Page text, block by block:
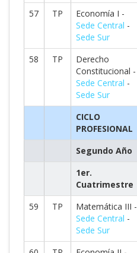
57 TP
Economía I -
Sede Central -
Sede Sur
58 TP
Derecho
Constitucional -
Sede Central -
Sede Sur
CICLO
PROFESIONAL
Segundo Año
1er.
Cuatrimestre
59 TP
Matemática III -
Sede Central -
Sede Sur